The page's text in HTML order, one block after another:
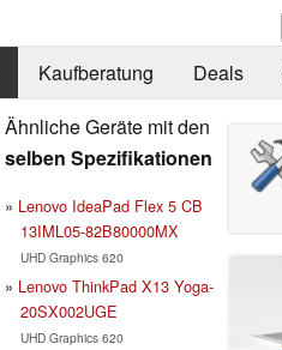
Kaufberatung Deals
Ähnliche Geräte mit den
selben Spezifikationen
Lenovo IdeaPad Flex 5 CB
13IML05-82B80000MX
UHD Graphics 620
Lenovo ThinkPad X13 Yoga-
20SX002UGE
UHD Graphics 620